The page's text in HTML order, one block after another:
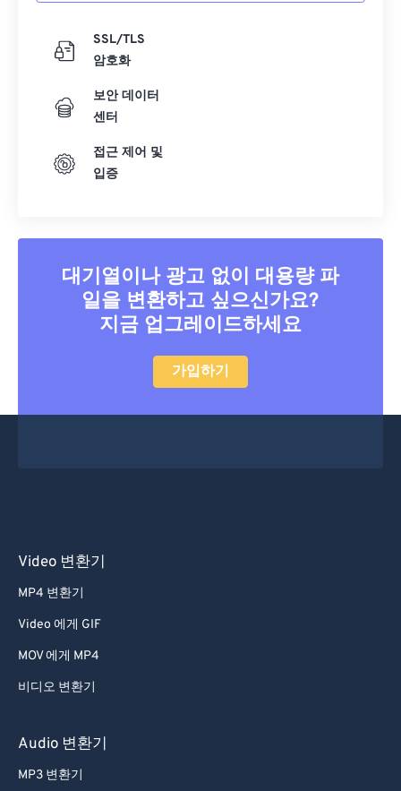
SSL/TLS
암호화
보안 데이터
센터
접근 제어 및
입증
대기열이나 광고 없이 대용량 파
일을 변환하고 싶으신가요?
지금 업그레이드하세요
가입하기
Video 변환기
MP4 변환기
Video 에게 GIF
MOV 에게 MP4
비디오 변환기
Audio 변환기
MP3 변환기